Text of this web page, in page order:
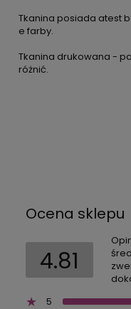
Tkanina posiada atest
e farby.
Tkanina drukowana -
różnić.
Ocena sklepu
4.81
5